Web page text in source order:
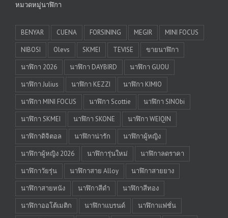
หมวดหมู่นาฬิกา
BENYAR CUENA FORSINING MEGIR
MINI FOCUS
NIBOSI
Olevs SKMEI TEVISE
ขายนาฬิกา
นาฬิกา 2026
นาฬิกา DAYBIRD
นาฬิกา GUOU
นาฬิกา Julius
นาฬิกา KEZZI
นาฬิกา KIMIO
นาฬิกา MINI FOCUS
นาฬิกา Scottie
นาฬิกา SINObi
นาฬิกา SKMEI
นาฬิกา SKONE
นาฬิกา WEIQIN
นาฬิกาดิจิตอล
นาฬิกาน่ารัก
นาฬิกาผู้หญิง
นาฬิกาผู้หญิง 2026
นาฬิการุ่นใหม่
นาฬิกาลดราคา
นาฬิกาวัยรุ่น
นาฬิกาสาย Alloy
นาฬิกาสายยาง
นาฬิกาสายหนัง
นาฬิกาสีดำ
นาฬิกาสีทอง
นาฬิกาออโต้เมติก
นาฬิกาแบรนด์
นาฬิกาแฟชั่น